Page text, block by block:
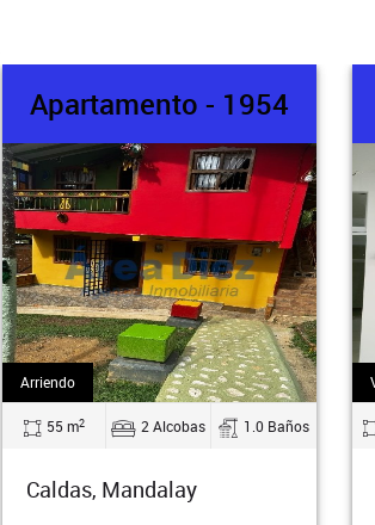
Apartamento - 1954
Arriendo
55 m2 2 Alcobas 1.0 Baños
Caldas, Mandalay